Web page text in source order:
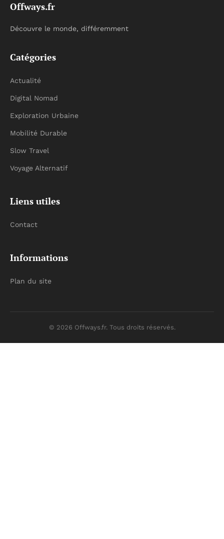
Offways.fr
Découvre le monde, différemment
Catégories
Actualité
Digital Nomad
Exploration Urbaine
Mobilité Durable
Slow Travel
Voyage Alternatif
Liens utiles
Contact
Informations
Plan du site
© 2026 Offways.fr. Tous droits réservés.